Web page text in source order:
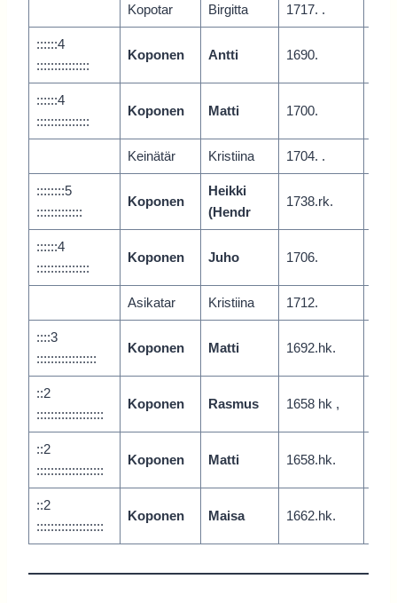
Kopotar Birgitta 1717. .
::::::4
:::::::::::::::
Koponen Antti 1690.
::::::4
:::::::::::::::
Koponen Matti 1700.
Keinätär Kristiina 1704. .
::::::::5
:::::::::::::
Koponen
Heikki
(Hendr
1738.rk.
::::::4
:::::::::::::::
Koponen Juho 1706.
Asikatar Kristiina 1712.
::::3
:::::::::::::::::
Koponen Matti 1692.hk.
::2
:::::::::::::::::::
Koponen Rasmus 1658 hk ,
::2
:::::::::::::::::::
Koponen Matti 1658.hk.
::2
:::::::::::::::::::
Koponen Maisa 1662.hk.